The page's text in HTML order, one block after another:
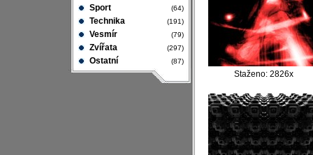
Sport (64)
Technika (191)
Vesmír (79)
Zvířata (297)
Ostatní (87)
Staženo: 2826x